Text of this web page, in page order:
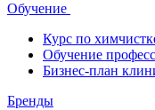
Обучение
Курс по
Обучение
Бизнес-план
Бренды